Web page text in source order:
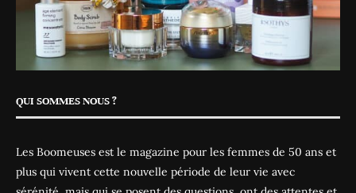
QUI SOMMES NOUS ?
Les Boomeuses est le magazine pour les femmes de 50 ans et
plus qui vivent cette nouvelle période de leur vie avec